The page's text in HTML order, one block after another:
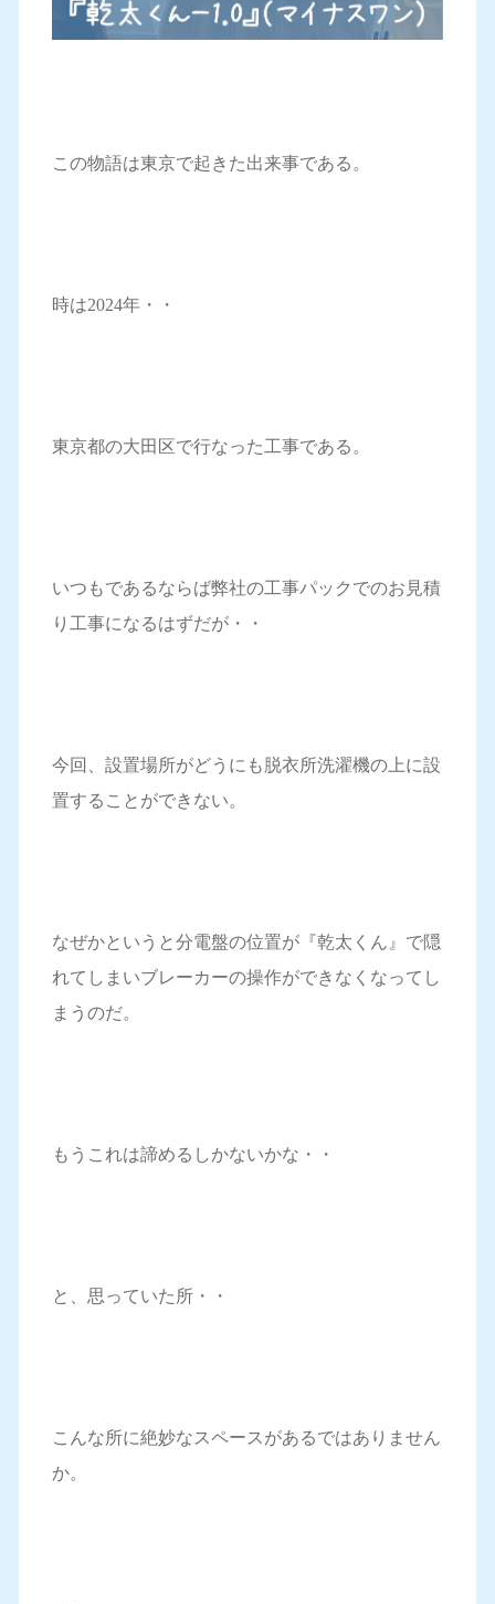
この物語は東京で起きた出来事である。
時は2024年・・
東京都の大田区で行なった工事である。
いつもであるならば弊社の工事パックでのお見積
り工事になるはずだが・・
今回、設置場所がどうにも脱衣所洗濯機の上に設
置することができない。
なぜかというと分電盤の位置が『乾太くん』で隠
れてしまいブレーカーの操作ができなくなってし
まうのだ。
もうこれは諦めるしかないかな・・
と、思っていた所・・
こんな所に絶妙なスペースがあるではありません
か。